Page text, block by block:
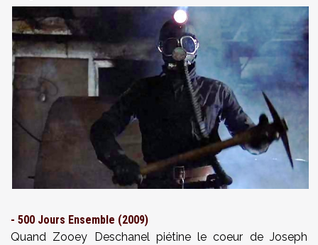
- 500 Jours Ensemble (2009)
Quand Zooey Deschanel piétine le coeur de Joseph